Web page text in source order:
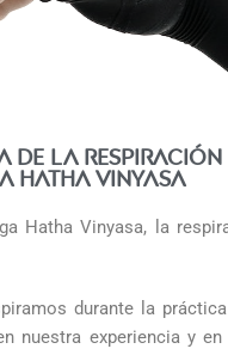
de la respiración
Hatha Vinyasa
Hatha Vinyasa, la
durante la
nuestra experiencia y